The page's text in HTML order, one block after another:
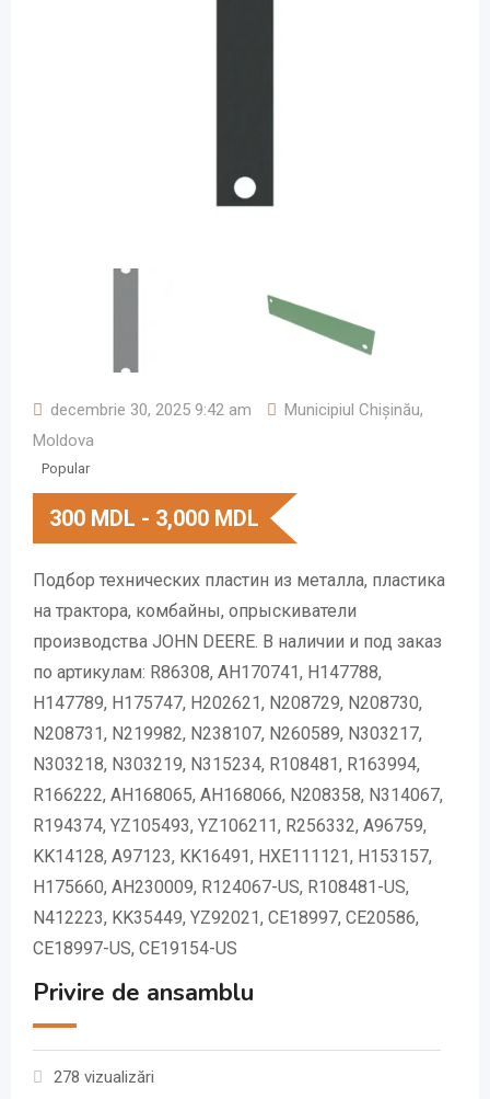
decembrie 30, 2025 9:42 am Municipiul Chișinău,
Moldova
Popular
300 MDL - 3,000 MDL
Подбор технических пластин из металла, пластика
на трактора, комбайны, опрыскиватели
производства JOHN DEERE. В наличии и под заказ
по артикулам: R86308, AH170741, H147788,
H147789, H175747, H202621, N208729, N208730,
N208731, N219982, N238107, N260589, N303217,
N303218, N303219, N315234, R108481, R163994,
R166222, AH168065, AH168066, N208358, N314067,
R194374, YZ105493, YZ106211, R256332, A96759,
KK14128, A97123, KK16491, HXE111121, H153157,
H175660, AH230009, R124067-US, R108481-US,
N412223, KK35449, YZ92021, CE18997, CE20586,
CE18997-US, CE19154-US
Privire de ansamblu
278 vizualizări